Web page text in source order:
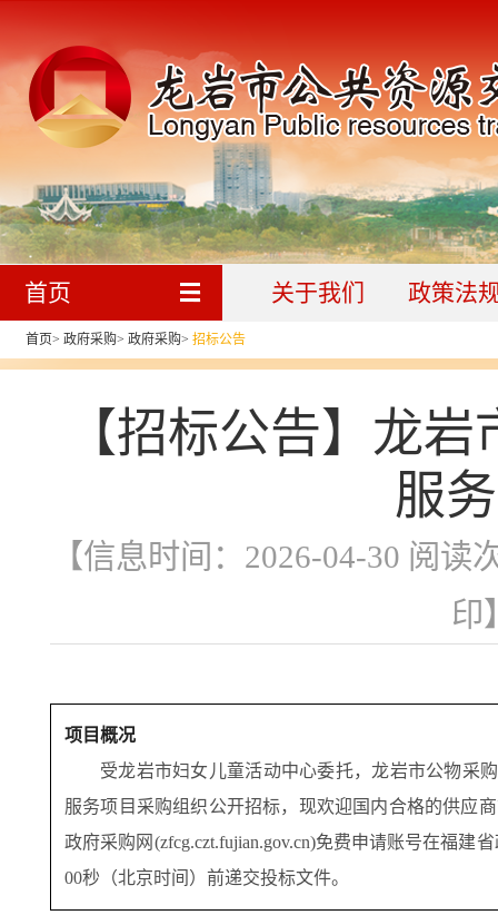
首页 关于我们 政策法
首页> 政府采购> 政府采购> 招标公告
【招标公告】龙
服
【信息时间：2026-04-30 阅读
印
项目概况
受龙岩市妇女儿童活动中心委托，龙岩市公物采
服务项目采购组织公开招标，现欢迎国内合格的供应
政府采购网(zfcg.czt.fujian.gov.cn)免费申请账号在福
00秒 （北京时间）前递交投标文件。